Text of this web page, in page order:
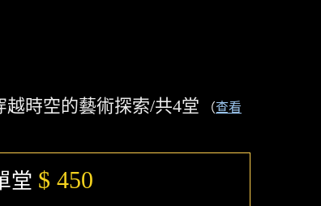
越時空的藝術探索/共4堂 （查看
堂 $ 450